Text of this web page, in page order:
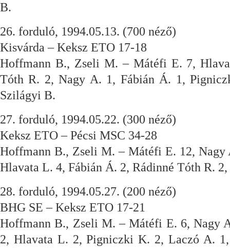
B.
26. forduló, 1994.05.13. (700 néző)
Kisvárda – Keksz ETO 17-18
Hoffmann B., Zseli M. – Mátéfi E. 7,
Tóth R. 2, Nagy A. 1, Fábián Á. 1,
Szilágyi B.
27. forduló, 1994.05.22. (300 néző)
Keksz ETO – Pécsi MSC 34-28
Hoffmann B., Zseli M. – Mátéfi E. 12, Nagy
Hlavata L. 4, Fábián Á. 2, Rádinné Tóth R.
28. forduló, 1994.05.27. (200 néző)
BHG SE – Keksz ETO 17-21
Hoffmann B., Zseli M. – Mátéfi E. 6, Nagy
2, Hlavata L. 2, Pigniczki K. 2, Laczó A.